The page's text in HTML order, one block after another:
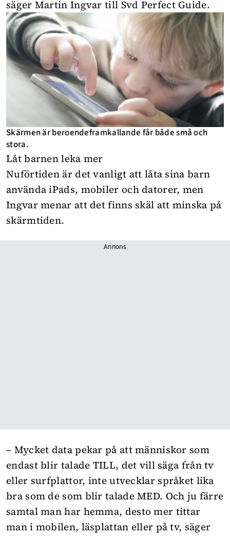
säger Martin Ingvar till Svd Perfect Guide.
Skärmen är beroendeframkallande får både små och
stora.
Låt barnen leka mer
Nuförtiden är det vanligt att låta sina barn
använda iPads, mobiler och datorer, men
Ingvar menar att det finns skäl att minska på
skärmtiden.
Annons
– Mycket data pekar på att människor som
endast blir talade TILL, det vill säga från tv
eller surfplattor, inte utvecklar språket lika
bra som de som blir talade MED. Och ju färre
samtal man har hemma, desto mer tittar
man i mobilen, läsplattan eller på tv, säger